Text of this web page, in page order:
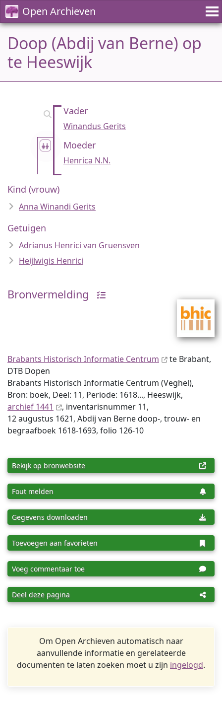
Open Archieven
Doop (Abdij van Berne) op
te Heeswijk
Vader
Winandus Gerits
Moeder
Henrica N.N.
Kind (vrouw)
Anna Winandi Gerits
Getuigen
Adrianus Henrici van Gruensven
Heijlwigis Henrici
Bronvermelding
Brabants Historisch Informatie Centrum
te Brabant,
DTB Dopen
Brabants Historisch Informatie Centrum (Veghel),
Bron: boek, Deel: 11, Periode: 1618..., Heeswijk,
archief 1441
, inventaris­num­mer 11,
12 augustus 1621, Abdij van Berne doop-, trouw- en
begraafboek 1618-1693, folio 126-10
Bekijk op bronwebsite
Fout melden
Gegevens downloaden
Toevoegen aan favorieten
Voeg commentaar toe
Deel deze pagina
Om Open Archieven automatisch naar
aanvullende informatie en gerelateerde
documenten te laten zoeken moet u zijn ingelogd.